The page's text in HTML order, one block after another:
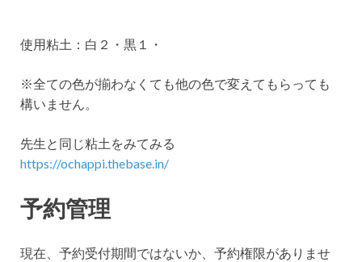
使用粘土：白２・黒１・
※全ての色が揃わなくても他の色で変えてもらっても
構いません。
先生と同じ粘土をみてみる
https://ochappi.thebase.in/
予約管理
現在、予約受付期間ではないか、予約権限がありませ